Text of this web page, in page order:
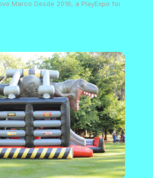
Marco Desde 2016, a PlayExpo foi